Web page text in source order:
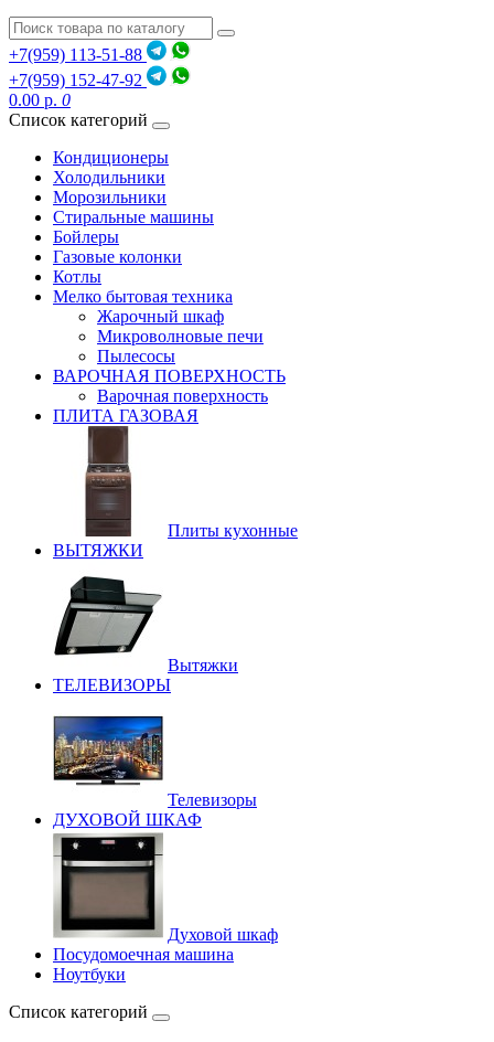
+7(959) 113-51-88
+7(959) 152-47-92
0.00 р. 0
Список категорий
Кондиционеры
Холодильники
Морозильники
Стиральные машины
Бойлеры
Газовые колонки
Котлы
Мелко бытовая техника
Жарочный шкаф
Микроволновые печи
Пылесосы
ВАРОЧНАЯ ПОВЕРХНОСТЬ
Варочная поверхность
ПЛИТА ГАЗОВАЯ
Плиты кухонные
ВЫТЯЖКИ
Вытяжки
ТЕЛЕВИЗОРЫ
Телевизоры
ДУХОВОЙ ШКАФ
Духовой шкаф
Посудомоечная машина
Ноутбуки
Список категорий